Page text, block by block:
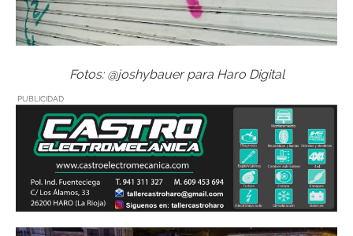
Fotos: @joshybauer para Haro Digital
PUBLICIDAD